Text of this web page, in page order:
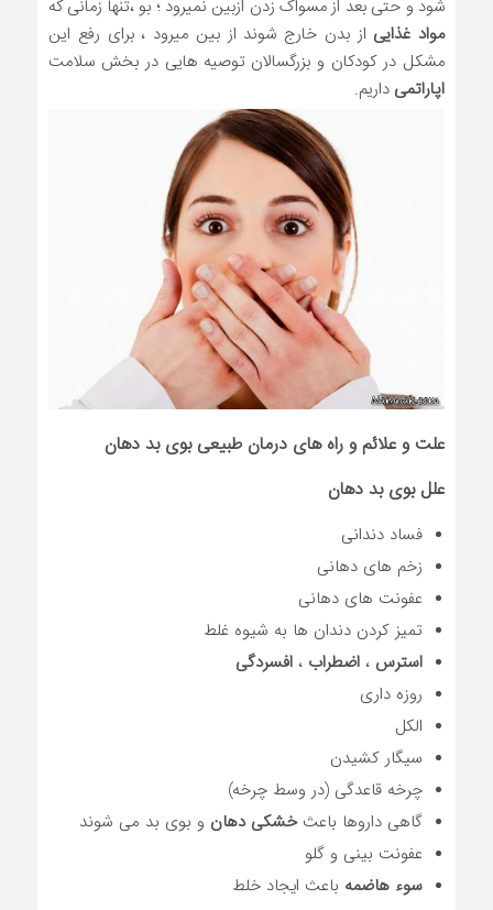
شود و حتی بعد از مسواک زدن ازبین نمیرود ؛ بو ،تنها زمانی که
مواد غذایی از بدن خارج شوند از بین میرود ، برای رفع این
مشکل در کودکان و بزرگسالان توصیه هایی در بخش سلامت
اپاراتمی داریم.
علت و علائم و راه های درمان طبیعی بوی بد دهان
علل بوی بد دهان
فساد دندانی
زخم های دهانی
عفونت های دهانی
تمیز کردن دندان ها به شیوه غلط
استرس ، اضطراب ، افسردگی
روزه داری
الکل
سیگار کشیدن
چرخه قاعدگی (در وسط چرخه)
گاهی داروها باعثخشکی دهان و بوی بد می شوند
عفونت بینی و گلو
سوء هاضمه باعث ایجاد خلط